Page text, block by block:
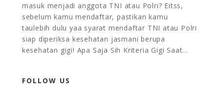
masuk menjadi anggota TNI atau Polri? Eitss,
sebelum kamu mendaftar, pastikan kamu
taulebih dulu yaa syarat mendaftar TNI atau Polri
siap diperiksa kesehatan jasmani berupa
kesehatan gigi! Apa Saja Sih Kriteria Gigi Saat...
FOLLOW US